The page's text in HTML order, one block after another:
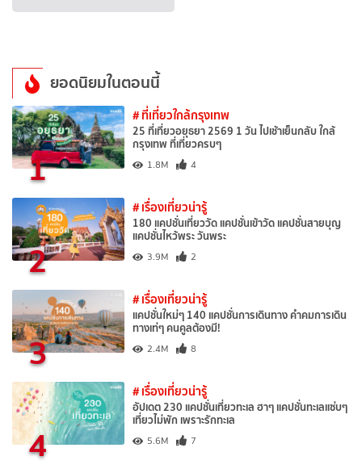
ยอดนิยมในตอนนี้
1
# ที่เที่ยวใกล้กรุงเทพ
25 ที่เที่ยวอยุธยา 2569 1 วัน ไปเช้าเย็นกลับ ใกล้
กรุงเทพ ที่เที่ยวครบๆ
1.8M 4
2
# เรื่องเที่ยวน่ารู้
180 แคปชั่นเที่ยววัด แคปชั่นเข้าวัด แคปชั่นสายบุญ
แคปชั่นไหว้พระ วันพระ
3.9M 2
3
# เรื่องเที่ยวน่ารู้
แคปชั่นใหม่ๆ 140 แคปชั่นการเดินทาง คำคมการเดิน
ทางเท่ๆ คนคูลต้องมี!
2.4M 8
4
# เรื่องเที่ยวน่ารู้
อัปเดต 230 แคปชั่นเที่ยวทะเล ฮาๆ แคปชั่นทะเลแซ่บๆ
เที่ยวไม่พัก เพราะรักทะเล
5.6M 7